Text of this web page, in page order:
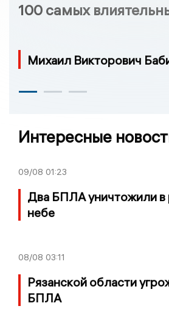
100 самых
Михаил Викторович
Интересные
09/08 01:23
Два БПЛА уничтожили в
небе
08/08 03:11
Рязанской области
БПЛА